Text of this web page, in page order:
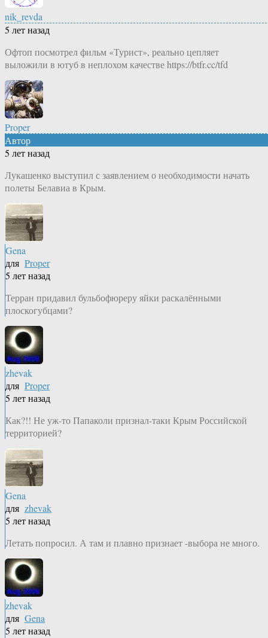
nik_revda
5 лет назад
Офтоп посмотрел фильм «Турист», реально цепляет
выложили в ютуб в неплохом качестве https://btfr.cc/tfd
Proper
Автор
5 лет назад
Лукашенко выступил с заявлением о необходимости начать
полеты Белавиа в Крым.
Gena
для Proper
5 лет назад
Терран придавил бульбофюреру яйки раскалёнными
плоскогубцами?
zhevak
для Proper
5 лет назад
Как?!! Не уж-то Папаколи признал-таки Крым Российской
территорией?
Gena
для zhevak
5 лет назад
Летать попросил. А там и плавно признает -выбора не много.
zhevak
для Gena
5 лет назад